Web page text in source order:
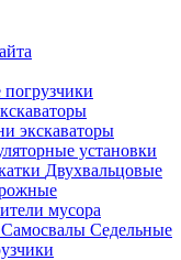
экскаваторы
установки
Двухвальцовые
мусора
Самосвалы Седельные